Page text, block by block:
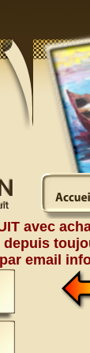
avec
email